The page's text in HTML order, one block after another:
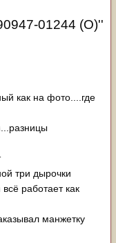
01244 (O)''
как на фото....где
три дырочки
работает как
манжетку